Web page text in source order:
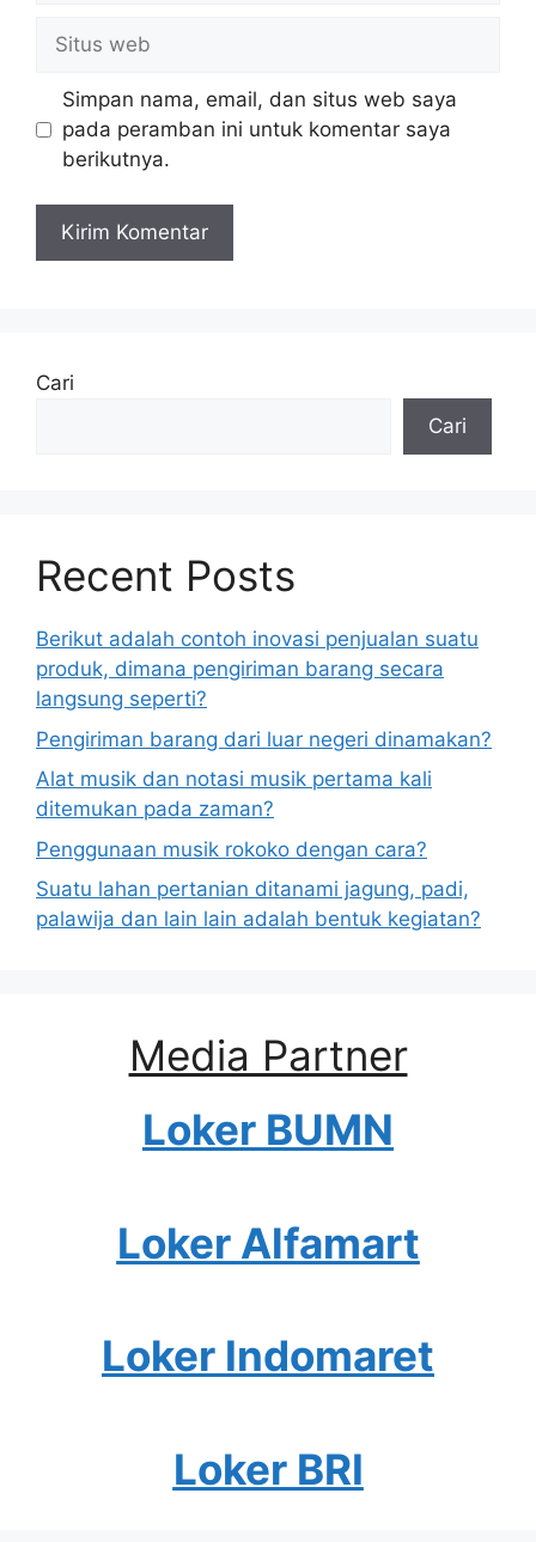
web
Simpan nama, email, dan situs web saya
pada peramban ini untuk komentar saya
berikutnya.
Cari
Cari
Recent Posts
Berikut adalah contoh inovasi penjualan suatu
produk, dimana pengiriman barang secara
langsung seperti?
Pengiriman barang dari luar negeri dinamakan?
Alat musik dan notasi musik pertama kali
ditemukan pada zaman?
Penggunaan musik rokoko dengan cara?
Suatu lahan pertanian ditanami jagung, padi,
palawija dan lain lain adalah bentuk kegiatan?
Media Partner
Loker BUMN
Loker Alfamart
Loker Indomaret
Loker BRI